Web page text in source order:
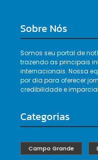
Sobre Nós
Somos seu portal de
trazendo as principais
internacionais. Nossa
por dia para oferecer
credibilidade e
Categorias
Campo Grande